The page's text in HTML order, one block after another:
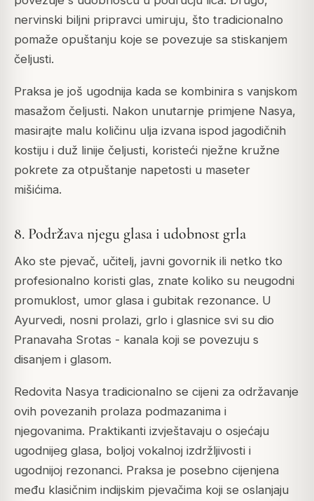
nervinski biljni pripravci umiruju, što tradicionalno
pomaže opuštanju koje se povezuje sa stiskanjem
čeljusti.
Praksa je još ugodnija kada se kombinira s vanjskom
masažom čeljusti. Nakon unutarnje primjene Nasya,
masirajte malu količinu ulja izvana ispod jagodičnih
kostiju i duž linije čeljusti, koristeći nježne kružne
pokrete za otpuštanje napetosti u maseter
mišićima.
8. Podržava njegu glasa i udobnost grla
Ako ste pjevač, učitelj, javni govornik ili netko tko
profesionalno koristi glas, znate koliko su neugodni
promuklost, umor glasa i gubitak rezonance. U
Ayurvedi, nosni prolazi, grlo i glasnice svi su dio
Pranavaha Srotas - kanala koji se povezuju s
disanjem i glasom.
Redovita Nasya tradicionalno se cijeni za održavanje
ovih povezanih prolaza podmazanima i
njegovanima. Praktikanti izvještavaju o osjećaju
ugodnijeg glasa, boljoj vokalnoj izdržljivosti i
ugodnijoj rezonanci. Praksa je posebno cijenjena
među klasičnim indijskim pjevačima koji se oslanjaju